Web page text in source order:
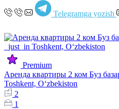
Telegramga yozish
Premium
Аренда квартиры 2 ком Буз
Toshkent, Oʻzbekiston
2
1